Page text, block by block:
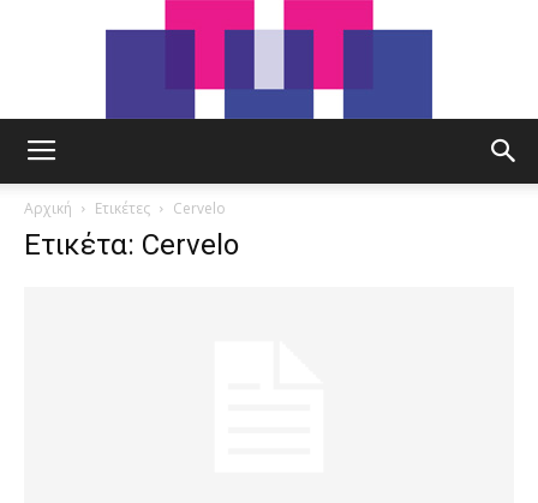
Αρχική Ετικέτες Cervelo
Ετικέτα: Cervelo